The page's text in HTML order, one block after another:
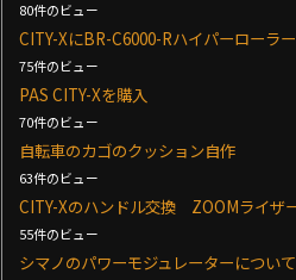
80件のビュー
CITY-XにBR-C6000-Rハイパーローラ
75件のビュー
PAS CITY-Xを購入
70件のビュー
自転車のカゴのクッション自作
63件のビュー
CITY-Xのハンドル交換 ZOOMライザ
55件のビュー
シマノのパワーモジュレーターについ